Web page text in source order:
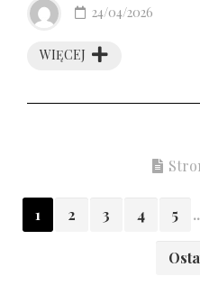
WIĘCEJ
24/04/2026
1 2 3 4 5